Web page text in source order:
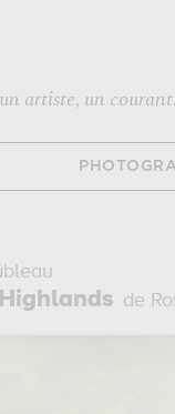
artiste, un
de